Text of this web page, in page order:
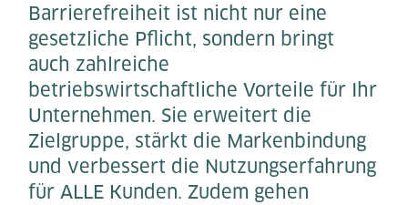
Barrierefreiheit ist nicht nur eine
gesetzliche Pflicht, sondern bringt
auch zahlreiche
betriebswirtschaftliche Vorteile für Ihr
Unternehmen. Sie erweitert die
Zielgruppe, stärkt die Markenbindung
und verbessert die Nutzungserfahrung
für ALLE Kunden. Zudem gehen